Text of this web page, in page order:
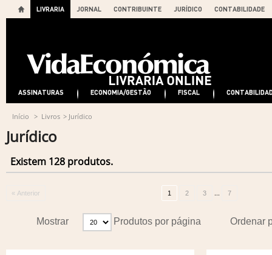
LIVRARIA JORNAL CONTRIBUINTE JURÍDICO CONTABILIDADE
ASSINATURAS ECONOMIA/GESTÃO FISCAL
Início > Livros > Jurídico
Jurídico
Existem 128 produtos.
« Anterior 1 2 3 ... 7
Ordenar
Mostrar Produtos por página